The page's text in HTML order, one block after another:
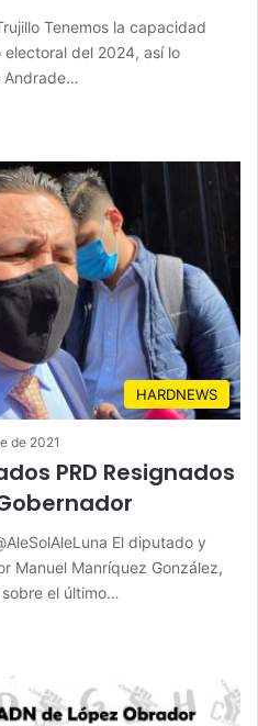
Tenemos la capacidad
del 2024, así lo
Andrade…
HARDNEWS
de 2021
PRD Resignados
El diputado y
Manuel Manríquez González,
el último…